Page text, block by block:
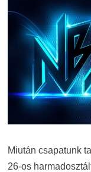
Miután csapatunk
26-os